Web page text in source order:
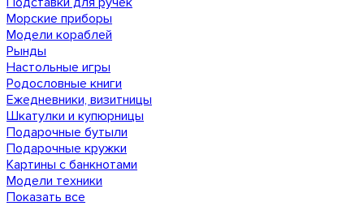
Морские приборы
Модели кораблей
Рынды
Настольные игры
Родословные книги
Ежедневники, визитницы
Шкатулки и купюрницы
Подарочные бутыли
Подарочные кружки
Картины с банкнотами
Модели техники
Показать все